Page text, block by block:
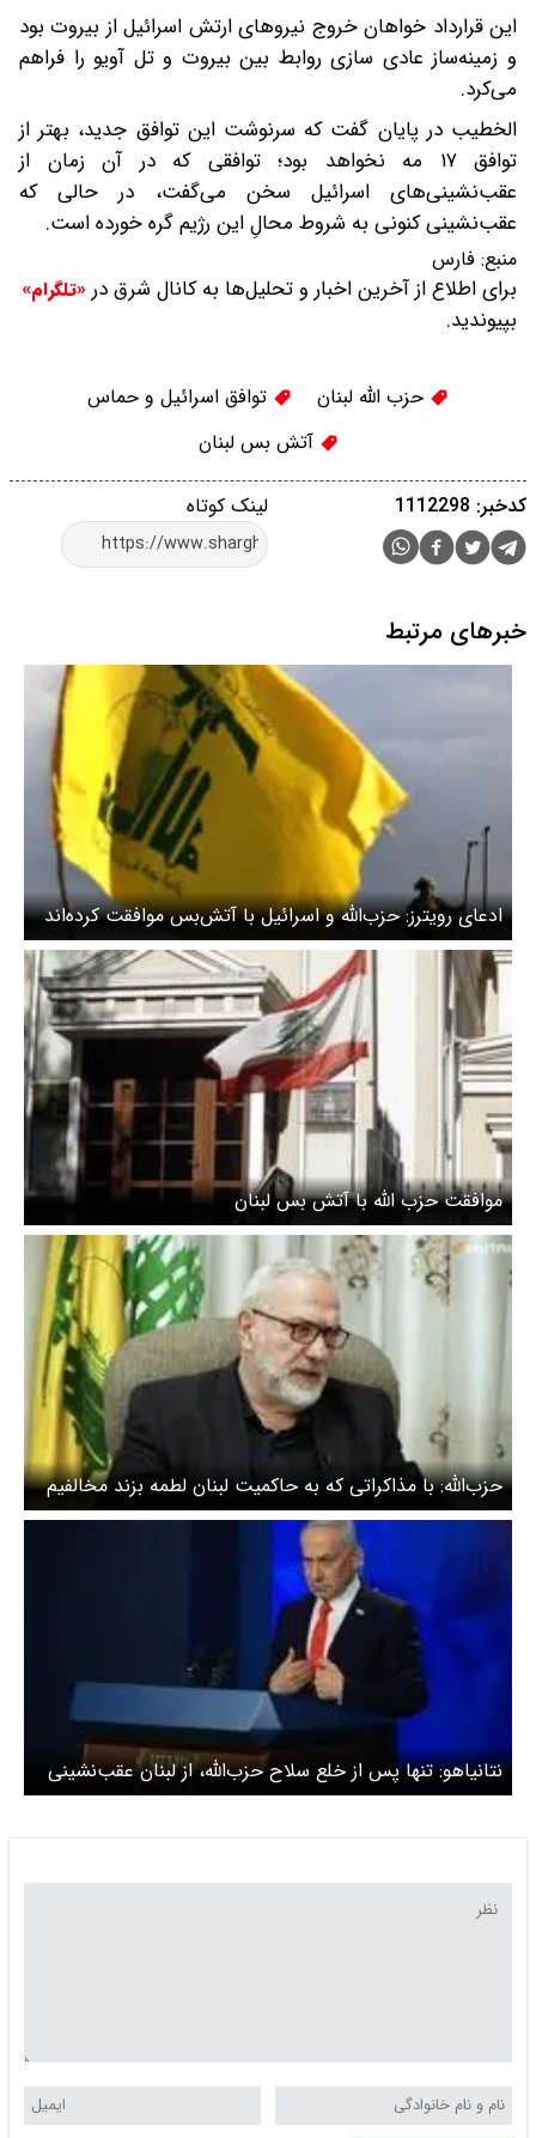
این قرارداد خواهان خروج نیروهای ارتش اسرائیل از بیروت بود
و زمینه‌ساز عادی سازی روابط بین بیروت و تل آویو را فراهم
می‌کرد.
الخطیب در پایان گفت که سرنوشت این توافق جدید، بهتر از
توافق ۱۷ مه نخواهد بود؛ توافقی که در آن زمان از
عقب‌نشینی‌های اسرائیل سخن می‌گفت، در حالی که
عقب‌نشینی کنونی به شروط محالِ این رژیم گره خورده است.
منبع: فارس
برای اطلاع از آخرین اخبار و تحلیل‌ها به کانال شرق در «تلگرام»
بپیوندید.
حزب الله لبنان
توافق اسرائیل و حماس
آتش بس لبنان
لینک کوتاه کدخبر: 1112298
خبرهای مرتبط
ادعای رویترز: حزب‌الله و اسرائیل با آتش‌بس موافقت کرده‌اند
موافقت حزب الله با آتش بس لبنان
حزب‌الله: با مذاکراتی که به حاکمیت لبنان لطمه بزند مخالفیم
نتانیاهو: تنها پس از خلع سلاح حزب‌الله، از لبنان عقب‌نشینی
می کنیم